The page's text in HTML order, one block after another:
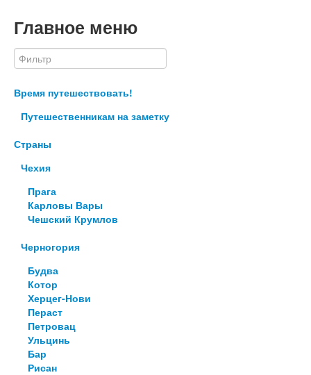
Главное меню
Время путешествовать!
Путешественникам на заметку
Страны
Чехия
Прага
Карловы Вары
Чешский Крумлов
Черногория
Будва
Котор
Херцег-Нови
Пераст
Петровац
Ульцинь
Бар
Рисан